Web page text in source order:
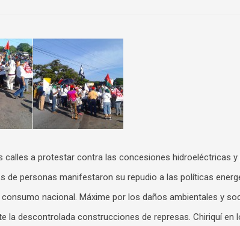
calles a protestar contra las concesiones hidroeléctricas
de personas manifestaron su repudio a las políticas
nacional. Máxime por los daños ambientales y
la descontrolada construcciones de represas. Chiriquí en